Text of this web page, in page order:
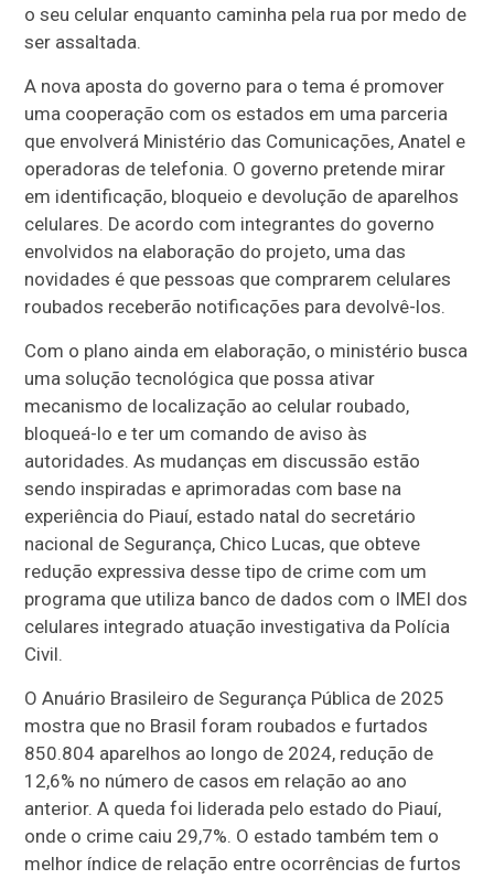
o seu celular enquanto caminha pela rua por medo de
ser assaltada.
A nova aposta do governo para o tema é promover
uma cooperação com os estados em uma parceria
que envolverá Ministério das Comunicações, Anatel e
operadoras de telefonia. O governo pretende mirar
em identificação, bloqueio e devolução de aparelhos
celulares. De acordo com integrantes do governo
envolvidos na elaboração do projeto, uma das
novidades é que pessoas que comprarem celulares
roubados receberão notificações para devolvê-los.
Com o plano ainda em elaboração, o ministério busca
uma solução tecnológica que possa ativar
mecanismo de localização ao celular roubado,
bloqueá-lo e ter um comando de aviso às
autoridades. As mudanças em discussão estão
sendo inspiradas e aprimoradas com base na
experiência do Piauí, estado natal do secretário
nacional de Segurança, Chico Lucas, que obteve
redução expressiva desse tipo de crime com um
programa que utiliza banco de dados com o IMEI dos
celulares integrado atuação investigativa da Polícia
Civil.
O Anuário Brasileiro de Segurança Pública de 2025
mostra que no Brasil foram roubados e furtados
850.804 aparelhos ao longo de 2024, redução de
12,6% no número de casos em relação ao ano
anterior. A queda foi liderada pelo estado do Piauí,
onde o crime caiu 29,7%. O estado também tem o
melhor índice de relação entre ocorrências de furtos